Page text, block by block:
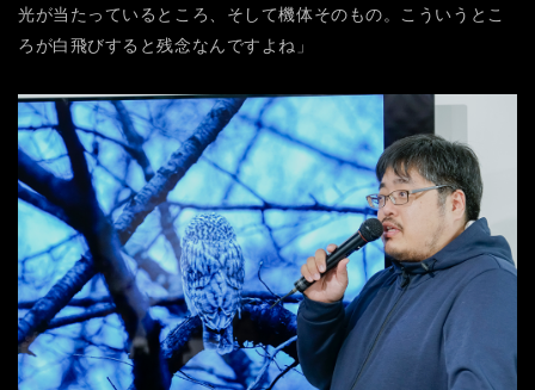
光が当たっているところ、そして機体そのもの。こういうとこ
ろが白飛びすると残念なんですよね」